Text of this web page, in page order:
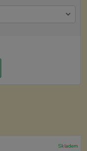
Skladem